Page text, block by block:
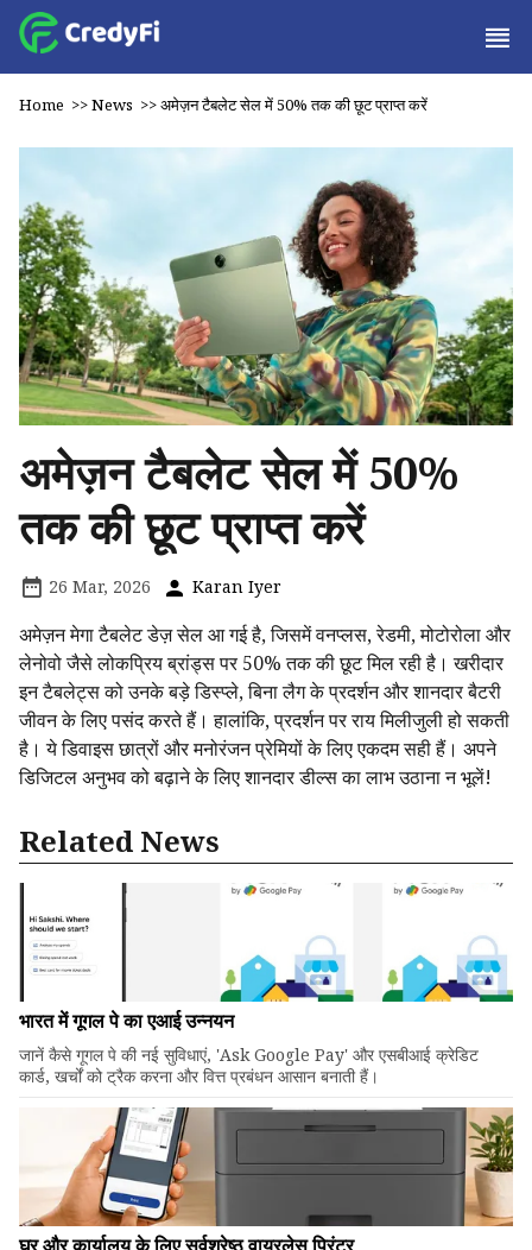
Home >>News >>अमेज़न टैबलेट सेल में 50% तक की छूट प्राप्त करें
अमेज़न टैबलेट सेल में 50%
तक की छूट प्राप्त करें
26 Mar, 2026 Karan Iyer
अमेज़न मेगा टैबलेट डेज़ सेल आ गई है, जिसमें वनप्लस, रेडमी, मोटोरोला और
लेनोवो जैसे लोकप्रिय ब्रांड्स पर 50% तक की छूट मिल रही है। खरीदार
इन टैबलेट्स को उनके बड़े डिस्प्ले, बिना लैग के प्रदर्शन और शानदार बैटरी
जीवन के लिए पसंद करते हैं। हालांकि, प्रदर्शन पर राय मिलीजुली हो सकती
है। ये डिवाइस छात्रों और मनोरंजन प्रेमियों के लिए एकदम सही हैं। अपने
डिजिटल अनुभव को बढ़ाने के लिए शानदार डील्स का लाभ उठाना न भूलें!
Related News
भारत में गूगल पे का एआई उन्नयन
जानें कैसे गूगल पे की नई सुविधाएं, 'Ask Google Pay' और एसबीआई क्रेडिट
कार्ड, खर्चों को ट्रैक करना और वित्त प्रबंधन आसान बनाती हैं।